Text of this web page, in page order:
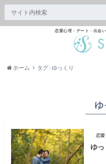
恋愛心理・デート・出会
ホーム タグ : ゆっくり
ゆ
恋愛
ゆ